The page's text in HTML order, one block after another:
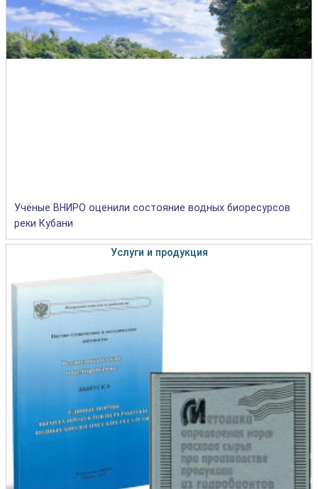
Учёные ВНИРО оценили состояние водных биоресурсов
реки Кубани
Услуги и продукция